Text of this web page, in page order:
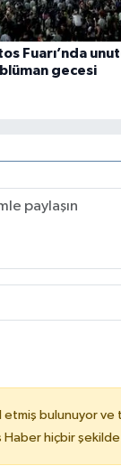
Fuarı’nda
gecesi
etmiş bulunuyor ve
hiçbir